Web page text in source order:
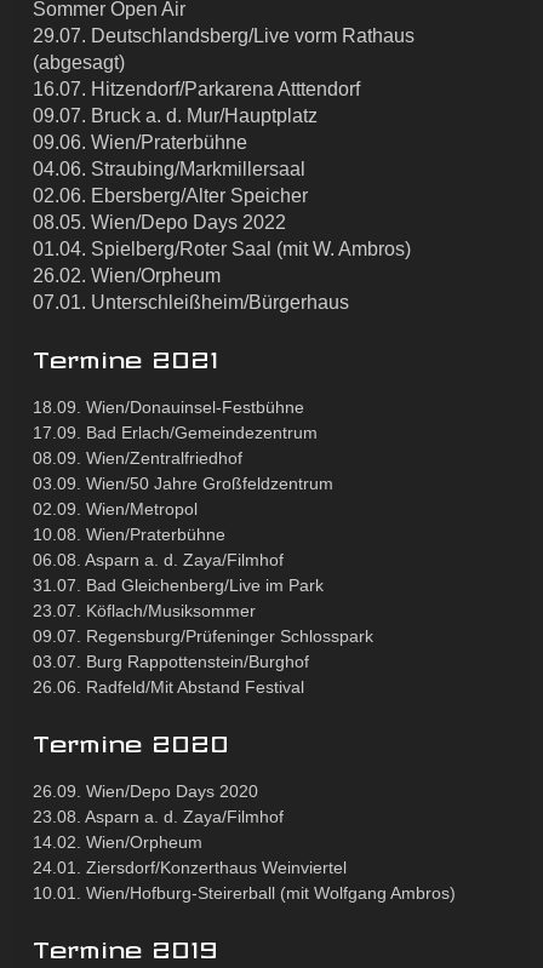
Sommer Open Air
29.07. Deutschlandsberg/Live vorm Rathaus
(abgesagt)
16.07. Hitzendorf/Parkarena Atttendorf
09.07. Bruck a. d. Mur/Hauptplatz
09.06. Wien/Praterbühne
04.06. Straubing/Markmillersaal
02.06. Ebersberg/Alter Speicher
08.05. Wien/Depo Days 2022
01.04. Spielberg/Roter Saal (mit W. Ambros)
26.02. Wien/Orpheum
07.01. Unterschleißheim/Bürgerhaus
Termine 2021
18.09. Wien/Donauinsel-Festbühne
17.09. Bad Erlach/Gemeindezentrum
08.09. Wien/Zentralfriedhof
03.09. Wien/50 Jahre Großfeldzentrum
02.09. Wien/Metropol
10.08. Wien/Praterbühne
06.08. Asparn a. d. Zaya/Filmhof
31.07. Bad Gleichenberg/Live im Park
23.07. Köflach/Musiksommer
09.07. Regensburg/Prüfeninger Schlosspark
03.07. Burg Rappottenstein/Burghof
26.06. Radfeld/Mit Abstand Festival
Termine 2020
26.09. Wien/Depo Days 2020
23.08. Asparn a. d. Zaya/Filmhof
14.02. Wien/Orpheum
24.01. Ziersdorf/Konzerthaus Weinviertel
10.01. Wien/Hofburg-Steirerball (mit Wolfgang Ambros)
Termine 2019